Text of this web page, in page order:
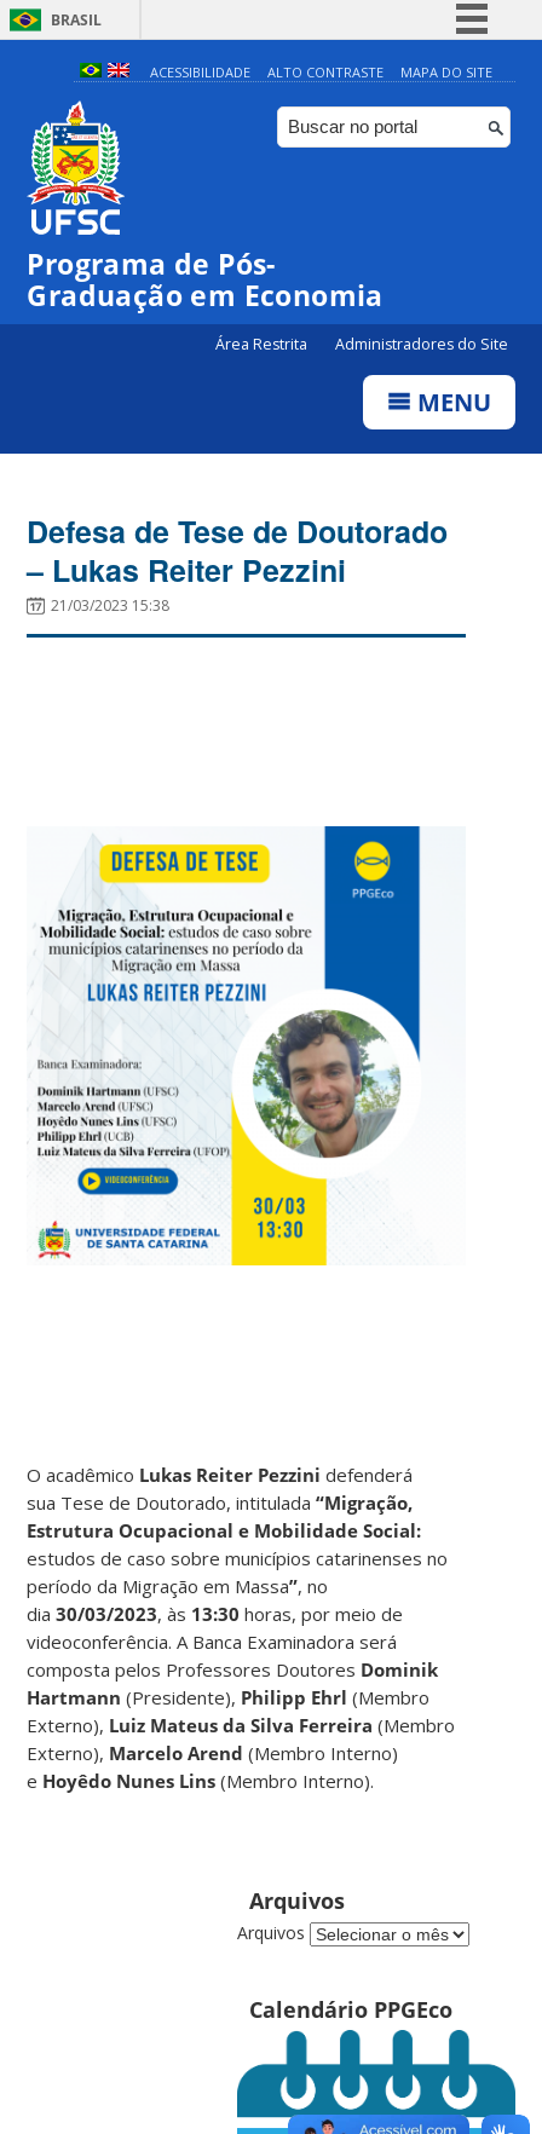
BRASIL
Simplifique!
Comunica BR
Participe
ACESSIBILIDADE ALTO CONTRASTE MAPA DO SITE
Programa de Pós-
Graduação em Economia
Área Restrita Administradores do Site
MENU
Defesa de Tese de Doutorado
– Lukas Reiter Pezzini
21/03/2023 15:38
O acadêmico Lukas Reiter Pezzini defenderá
sua Tese de Doutorado, intitulada“Migração,
Estrutura Ocupacional e Mobilidade Social:
estudos de caso sobre municípios catarinenses no
período da Migração em Massa”, no
dia30/03/2023, às 13:30 horas, por meio de
videoconferência. A Banca Examinadora será
composta pelos Professores Doutores Dominik
Hartmann(Presidente), Philipp Ehrl (Membro
Externo), Luiz Mateus da Silva Ferreira (Membro
Externo), Marcelo Arend (Membro Interno)
e Hoyêdo Nunes Lins (Membro Interno).
Arquivos
Arquivos
Calendário PPGEco